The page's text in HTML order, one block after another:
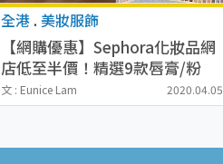
全港 . 美妝服飾
【網購優惠】Sephora化妝品網
店低至半價！精選9款唇膏/粉
底/胭脂/護膚品$86起
文 : Eunice Lam 2020.04.05